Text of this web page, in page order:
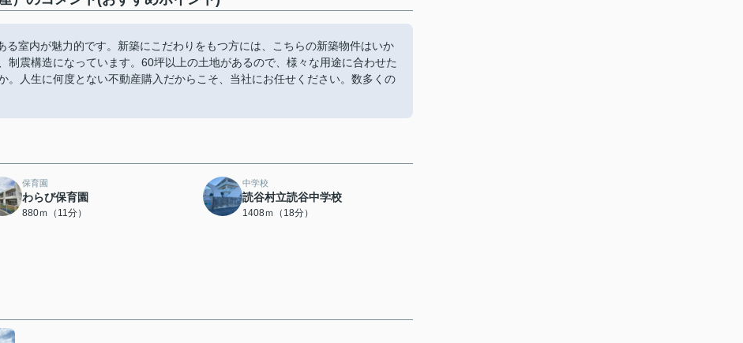
室内が魅力的です。新築にこだわりをもつ方には、こちらの新築物件はいか
制震構造になっています。60坪以上の土地があるので、様々な用途に合わせた
。人生に何度とない不動産購入だからこそ、当社にお任せください。数多くの
保育園
わらび保育園
880ｍ（11分）
中学校
読谷村立読谷中学校
1408ｍ（18分）